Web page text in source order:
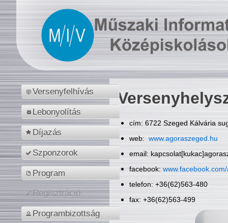
Versenyfelhívás
Lebonyolítás
Díjazás
Szponzorok
Program
Regisztráció
Programbizottság
cím: 6722 Szeged Kálvária
web: www.agoraszeged.hu
email:
facebook:
telefon: +36(62)563-480
fax: +36(62)563-499